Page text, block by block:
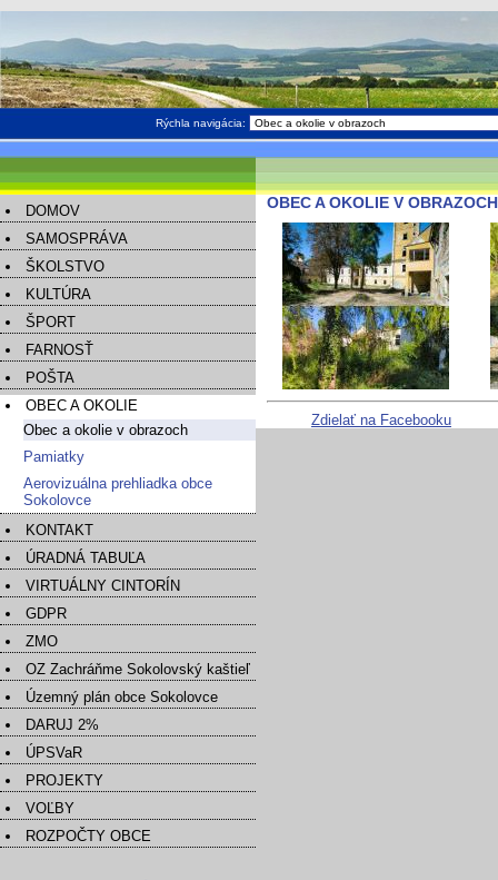
Rýchla navigácia:
DOMOV
SAMOSPRÁVA
ŠKOLSTVO
KULTÚRA
ŠPORT
FARNOSŤ
POŠTA
OBEC A OKOLIE
Obec a okolie v obrazoch
Pamiatky
Aerovizuálna prehliadka obce
Sokolovce
KONTAKT
ÚRADNÁ TABUĽA
VIRTUÁLNY CINTORÍN
GDPR
ZMO
OZ Zachráňme Sokolovský kaštieľ
Územný plán obce Sokolovce
DARUJ 2%
ÚPSVaR
PROJEKTY
VOĽBY
ROZPOČTY OBCE
OBEC A OKOLIE V
Zdielať na Facebooku